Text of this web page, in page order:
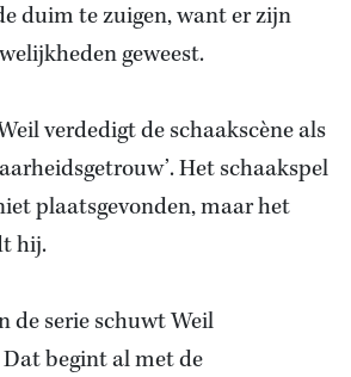
duim te zuigen, want er zijn
geweest.
verdedigt de schaakscène als
Het schaakspel
plaatsgevonden, maar het
hij.
de serie schuwt Weil
begint al met de